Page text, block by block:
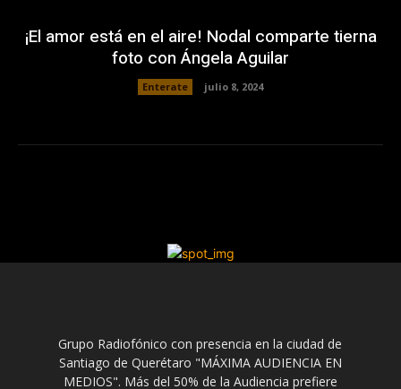
¡El amor está en el aire! Nodal comparte tierna
foto con Ángela Aguilar
Enterate julio 8, 2024
Grupo Radiofónico con presencia en la ciudad de
Santiago de Querétaro "MÁXIMA AUDIENCIA EN
MEDIOS". Más del 50% de la Audiencia prefiere